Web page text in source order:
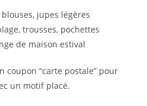
jupes légères
trousses, pochettes
de maison estival
coupon “carte postale” pour
un motif placé.